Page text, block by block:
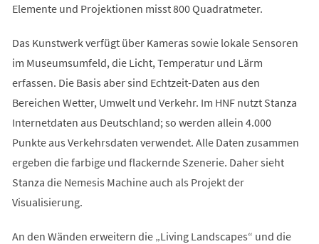
Elemente und Projektionen misst 800 Quadratmeter.
Das Kunstwerk verfügt über Kameras sowie lokale Sensoren
im Museumsumfeld, die Licht, Temperatur und Lärm
erfassen. Die Basis aber sind Echtzeit-Daten aus den
Bereichen Wetter, Umwelt und Verkehr. Im HNF nutzt Stanza
Internetdaten aus Deutschland; so werden allein 4.000
Punkte aus Verkehrsdaten verwendet. Alle Daten zusammen
ergeben die farbige und flackernde Szenerie. Daher sieht
Stanza die Nemesis Machine auch als Projekt der
Visualisierung.
An den Wänden erweitern die „Living Landscapes“ und die